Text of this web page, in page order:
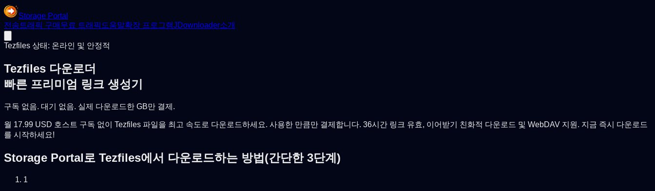
Storage Portal
전송 트래픽 구매 무료 트래픽 도움말확장 프로그램JDownloader소개
Tezfiles 상태: 온라인 및 안정적
Tezfiles 다운로더
빠른 프리미엄 링크 생성기
구독 없음. 대기 없음. 실제 다운로드한 GB만 결제.
월 17.99 USD 호스트 구독 없이 Tezfiles 파일을 최고 속도로 다운로드하세요. 사용한 만큼만 결제합니다. 36시간 링크 유효, 이어받기 친화적 다운로드 및 WebDAV 지원. 지금 즉시 다운로드
를 시작하세요!
Storage Portal로 Tezfiles에서 다운로드하는 방법(간단한 3단계)
1